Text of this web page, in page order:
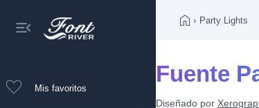
Mis favoritos
› Party Lights
Fuente
Diseñado por